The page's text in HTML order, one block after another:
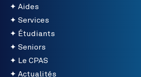
Aides
Services
Étudiants
Seniors
Le CPAS
Actualités